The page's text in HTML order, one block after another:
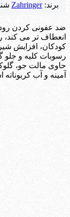
برند:Zahringer
ضد عفونی کردن
انعطاف تر می
کودکان، افزایش
رسوبات کلیه و جلو
آمینه و آب